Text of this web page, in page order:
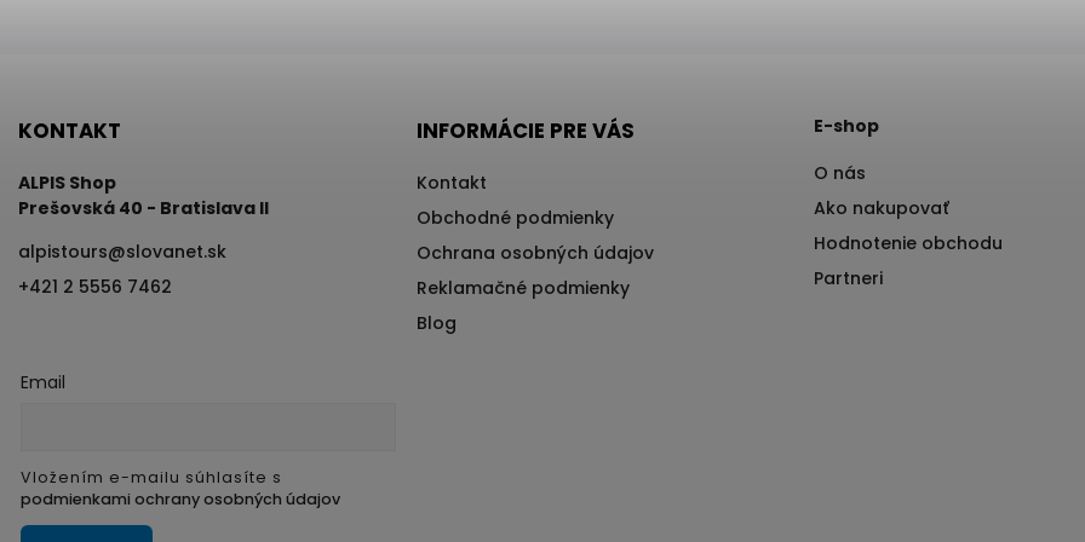
KONTAKT
ALPIS Shop
Prešovská 40 - Bratislava II
alpistours@slovanet.sk
+421 2 5556 7462
INFORMÁCIE PRE VÁS
Kontakt
Obchodné podmienky
Ochrana osobných údajov
Reklamačné podmienky
Blog
E-shop
O nás
Ako nakupovať
Hodnotenie obchodu
Partneri
Email
Vložením e-mailu súhlasíte s
podmienkami ochrany osobných údajov